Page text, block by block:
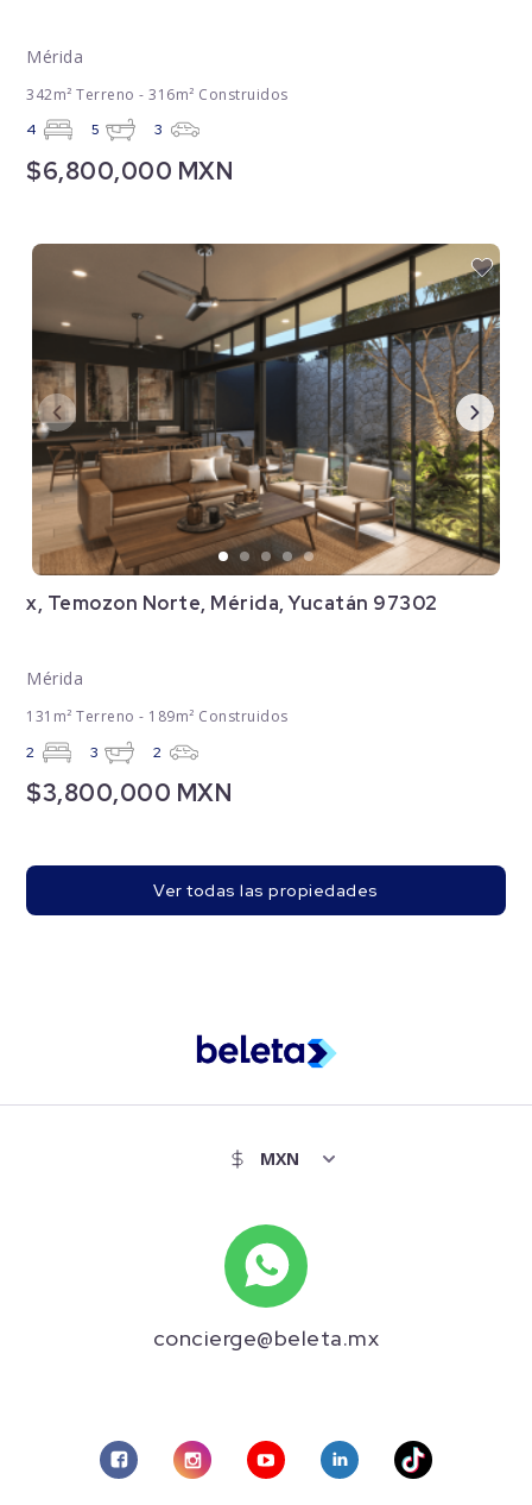
Mérida
342m² Terreno - 316m² Construidos
4 5 3
$6,800,000 MXN
x, Temozon Norte, Mérida, Yucatán 97302
Mérida
131m² Terreno - 189m² Construidos
2 3 2
$3,800,000 MXN
Ver todas las propiedades
concierge@beleta.mx